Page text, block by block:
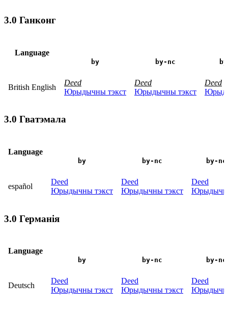
3.0 Ганконг
Language
by by-nc
British English
Deed
Юрыдычны тэкст
Deed
Юрыдычны тэкст
Deed
3.0 Гватэмала
Language
by by-nc by-
español
Deed
Юрыдычны тэкст
Deed
Юрыдычны тэкст
Deed
3.0 Германія
Language
by by-nc by-
Deutsch
Deed
Юрыдычны тэкст
Deed
Юрыдычны тэкст
Deed